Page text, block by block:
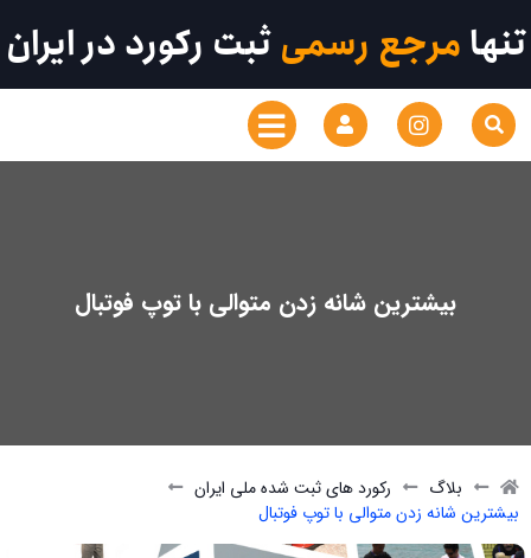
تنهامرجع رسمیثبت رکورد در ایران
بیشترین شانه زدن متوالی با توپ فوتبال
بلاگ
رکورد های ثبت شده ملی ایران
بیشترین شانه زدن متوالی با توپ فوتبال